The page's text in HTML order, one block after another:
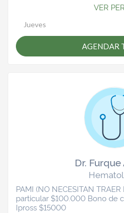
VER
Jueves
AGENDAR
Dr.
PAMI (NO NECESITAN
particular $100.000 Bono de
Ipross $15000